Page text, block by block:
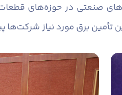
صنعتی در حوزه‌های
تأمین برق مورد نیاز